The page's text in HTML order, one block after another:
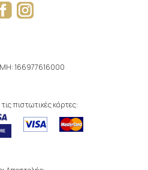
166977616000
πιστωτικές κάρτες: